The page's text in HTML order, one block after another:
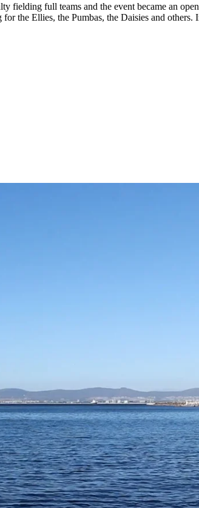
full teams and the event became an
the Ellies, the Pumbas, the Daisies and others.